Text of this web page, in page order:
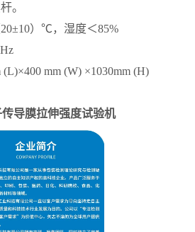
。
）℃，湿度＜85%
mm (W) ×1030mm (H)
导膜拉伸强度试验机